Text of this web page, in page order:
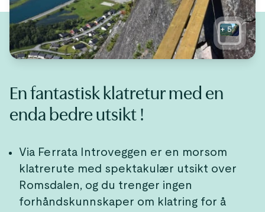
+5
En fantastisk klatretur med en
enda bedre utsikt !
Via Ferrata Introveggen er en morsom
klatrerute med spektakulær utsikt over
Romsdalen, og du trenger ingen
forhåndskunnskaper om klatring for å